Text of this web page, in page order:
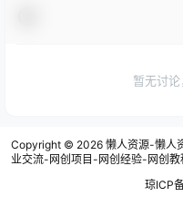
暂无讨
Copyright © 2026 懒人资源-懒人
业交流-网创项目-网创经验-网创教
琼ICP